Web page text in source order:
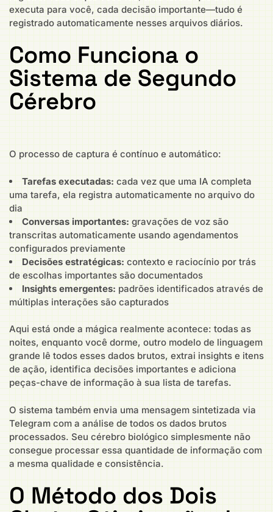
executa para você, cada decisão importante—tudo é
registrado automaticamente nesses arquivos diários.
Como Funciona o
Sistema de Segundo
Cérebro
O processo de captura é contínuo e automático:
Tarefas executadas: cada vez que uma IA completa
uma tarefa, ela registra automaticamente no arquivo do
dia
Conversas importantes: gravações de voz são
transcritas automaticamente usando agendamentos
configurados previamente
Decisões estratégicas: contexto e raciocínio por trás
de escolhas importantes são documentados
Insights emergentes: padrões identificados através de
múltiplas interações são capturados
Aqui está onde a mágica realmente acontece: todas as
noites, enquanto você dorme, outro modelo de linguagem
grande lê todos esses dados brutos, extrai insights e itens
de ação, identifica decisões importantes e adiciona
peças-chave de informação à sua lista de tarefas.
O sistema também envia uma mensagem sintetizada via
Telegram com a análise de todos os dados brutos
processados. Seu cérebro biológico simplesmente não
consegue processar essa quantidade de informação com
a mesma qualidade e consistência.
O Método dos Dois